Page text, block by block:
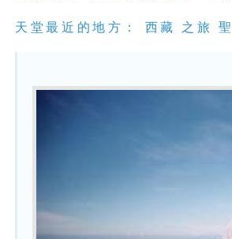
天堂最近的地方： 西藏 之旅